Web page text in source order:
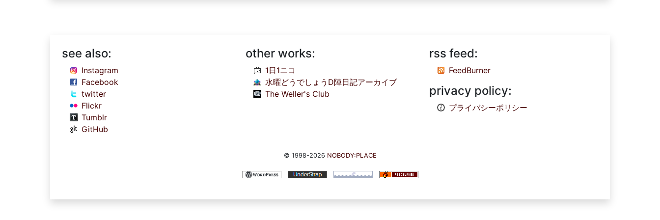
see also:
Instagram
Facebook
twitter
Flickr
Tumblr
GitHub
other works:
1日1ニコ
水曜どうでしょうD陣日記アーカイブ
The Weller's Club
rss feed:
FeedBurner
privacy policy:
プライバシーポリシー
© 1998-2026 NOBODY:PLACE